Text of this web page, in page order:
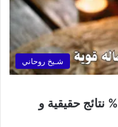
شـيخ روحاني
شيخ سفلي أعماله قوية 100% نتائج حقيقية و